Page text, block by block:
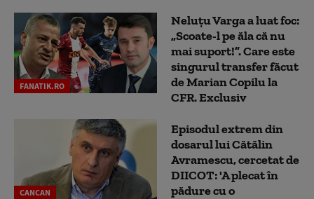
FANATIK.RO
Neluțu Varga a luat foc:
„Scoate-l pe ăla că nu
mai suport!”. Care este
singurul transfer făcut
de Marian Copilu la
CFR. Exclusiv
CANCAN
Episodul extrem din
dosarul lui Cătălin
Avramescu, cercetat de
DIICOT: 'A plecat în
pădure cu o